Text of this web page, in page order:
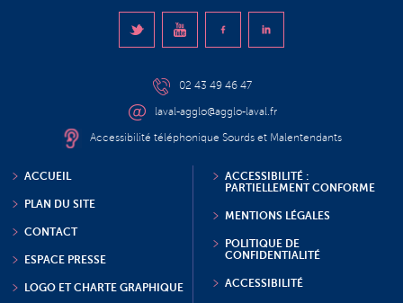
02 43 49 46 47
laval-agglo@agglo-laval.fr
Accessibilité téléphonique Sourds et Malentendants
ACCUEIL
PLAN DU SITE
CONTACT
ESPACE PRESSE
LOGO ET CHARTE GRAPHIQUE
ACCESSIBILITÉ :
PARTIELLEMENT CONFORME
MENTIONS LÉGALES
POLITIQUE DE
CONFIDENTIALITÉ
ACCESSIBILITÉ